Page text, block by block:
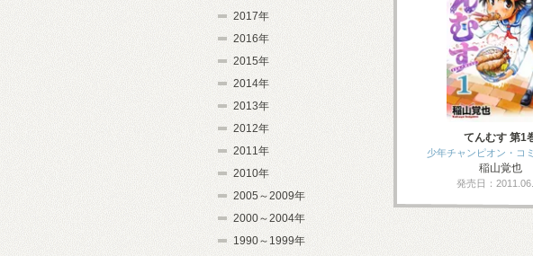
てんむす 第1
少年チャンピオン・コ
稲山覚也
発売日：
2017年
2016年
2015年
2014年
2013年
2012年
2011年
2010年
2005～2009年
2000～2004年
1990～1999年